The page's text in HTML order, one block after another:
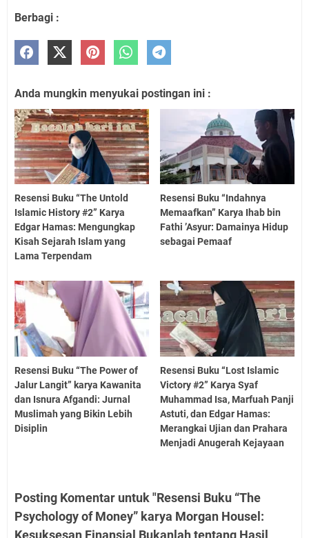
Berbagi :
Anda mungkin menyukai postingan ini :
Resensi Buku “The Untold
Islamic History #2” Karya
Edgar Hamas: Mengungkap
Kisah Sejarah Islam yang
Lama Terpendam
Resensi Buku “Indahnya
Memaafkan” Karya Ihab bin
Fathi ’Asyur: Damainya Hidup
sebagai Pemaaf
Resensi Buku “The Power of
Jalur Langit” karya Kawanita
dan Isnura Afgandi: Jurnal
Muslimah yang Bikin Lebih
Disiplin
Resensi Buku “Lost Islamic
Victory #2” Karya Syaf
Muhammad Isa, Marfuah Panji
Astuti, dan Edgar Hamas:
Merangkai Ujian dan Prahara
Menjadi Anugerah Kejayaan
Posting Komentar untuk "Resensi Buku “The
Psychology of Money” karya Morgan Housel:
Kesuksesan Finansial Bukanlah tentang Hasil